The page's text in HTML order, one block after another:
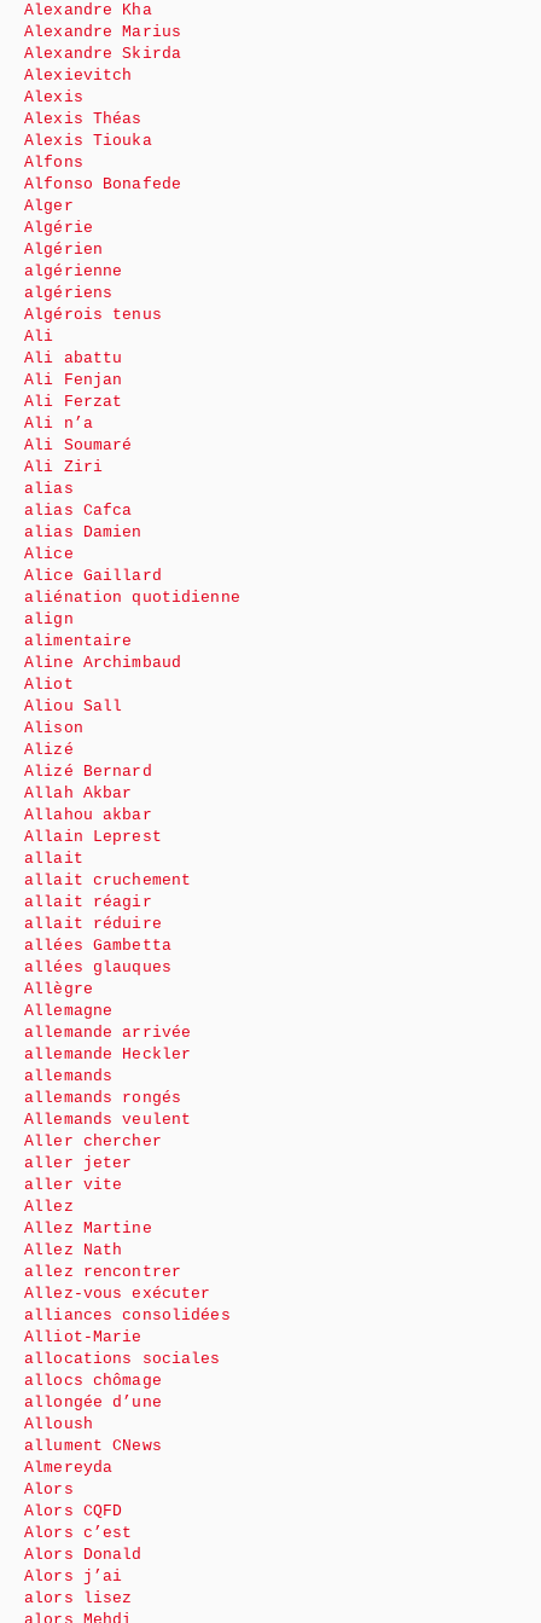
Alexandre Kha
Alexandre Marius
Alexandre Skirda
Alexievitch
Alexis
Alexis Théas
Alexis Tiouka
Alfons
Alfonso Bonafede
Alger
Algérie
Algérien
algérienne
algériens
Algérois tenus
Ali
Ali abattu
Ali Fenjan
Ali Ferzat
Ali n’a
Ali Soumaré
Ali Ziri
alias
alias Cafca
alias Damien
Alice
Alice Gaillard
aliénation quotidienne
align
alimentaire
Aline Archimbaud
Aliot
Aliou Sall
Alison
Alizé
Alizé Bernard
Allah Akbar
Allahou akbar
Allain Leprest
allait
allait cruchement
allait réagir
allait réduire
allées Gambetta
allées glauques
Allègre
Allemagne
allemande arrivée
allemande Heckler
allemands
allemands rongés
Allemands veulent
Aller chercher
aller jeter
aller vite
Allez
Allez Martine
Allez Nath
allez rencontrer
Allez-vous exécuter
alliances consolidées
Alliot-Marie
allocations sociales
allocs chômage
allongée d’une
Alloush
allument CNews
Almereyda
Alors
Alors CQFD
Alors c’est
Alors Donald
Alors j’ai
alors lisez